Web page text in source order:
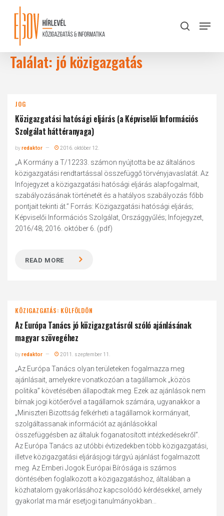
content
search
Menu
Találat: jó közigazgatás
JOG
Közigazgatási hatósági eljárás (a Képviselői Információs
Szolgálat háttéranyaga)
byredaktor 2016. október 12.
„A Kormány a T/12233. számon nyújtotta be az általános
közigazgatási rendtartással összefüggő törvényjavaslatát. Az
Infojegyzet a közigazgatási hatósági eljárás alapfogalmait,
szabályozásának történetét és a hatályos szabályozás főbb
pontjait tekinti át.” Forrás: Közigazgatási hatósági eljárás;
Képviselői Információs Szolgálat, Országgyűlés; Infojegyzet,
2016/48; 2016. október 6. (pdf)
READ MORE
KÖZIGAZGATÁS: KÜLFÖLDÖN
Az Európa Tanács jó közigazgatásról szóló ajánlásának
magyar szövegéhez
byredaktor 2011. szeptember 11.
„Az Európa Tanács olyan területeken fogalmazza meg
ajánlásait, amelyekre vonatkozóan a tagállamok „közös
politika” követésében állapodtak meg. Ezek az ajánlások nem
bírnak jogi kötőerővel a tagállamok számára, ugyanakkor a
„Miniszteri Bizottság felkérheti a tagállamok kormányait,
szolgáltassanak információt az ajánlásokkal
összefüggésben az általuk foganatosított intézkedésekről”.
Az Európa Tanács az utóbbi évtizedekben több közigazgatási,
illetve közigazgatási eljárásjogi tárgyú ajánlást fogalmazott
meg. Az Emberi Jogok Európai Bírósága is számos
döntésében foglalkozott a közigazgatáshoz, általában a
közhatalom gyakorlásához kapcsolódó kérdésekkel, amely
gyakorlat ma már esetjogi tanulmányokban...
Close